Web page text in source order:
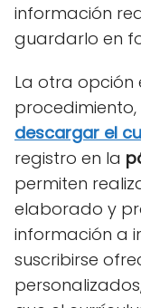
información
guardarlo en
La otra opción
descargar el
registro en la
permiten
elaborado y
información a
suscribirse